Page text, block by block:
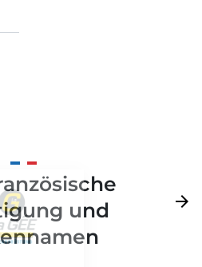
und
Weiter
arrow_forward